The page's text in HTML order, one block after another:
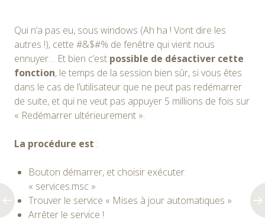
Qui n’a pas eu, sous windows (Ah ha ! Vont dire les
autres !), cette #&$#% de fenêtre qui vient nous
ennuyer… Et bien c’est possible de désactiver cette
fonction, le temps de la session bien sûr, si vous êtes
dans le cas de l’utilisateur que ne peut pas redémarrer
de suite, et qui ne veut pas appuyer 5 millions de fois sur
« Redémarrer ultérieurement ».
La procédure est :
Bouton démarrer, et choisir exécuter
« services.msc »
Trouver le service « Mises à jour automatiques »
Arrêter le service !